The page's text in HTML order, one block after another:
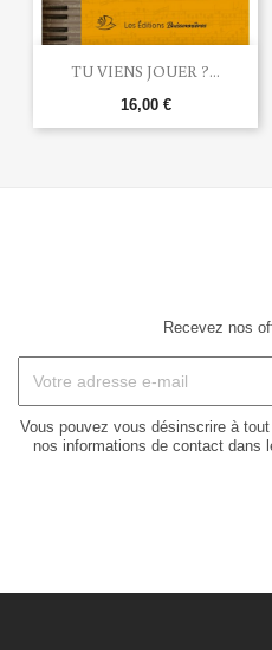
TU VIENS JOUER ?...
16,00 €
Recevez nos
Vous pouvez vous désinscrire à
nos informations de contact dans